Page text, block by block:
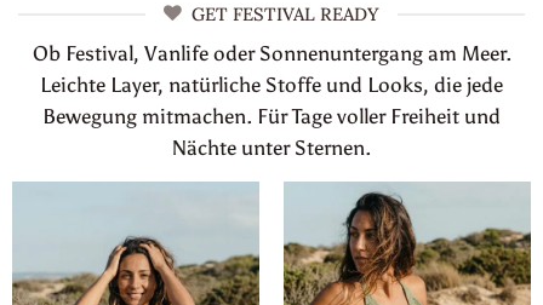
GET FESTIVAL READY
Ob Festival, Vanlife oder Sonnenuntergang am Meer.
Leichte Layer, natürliche Stoffe und Looks, die jede
Bewegung mitmachen. Für Tage voller Freiheit und
Nächte unter Sternen.